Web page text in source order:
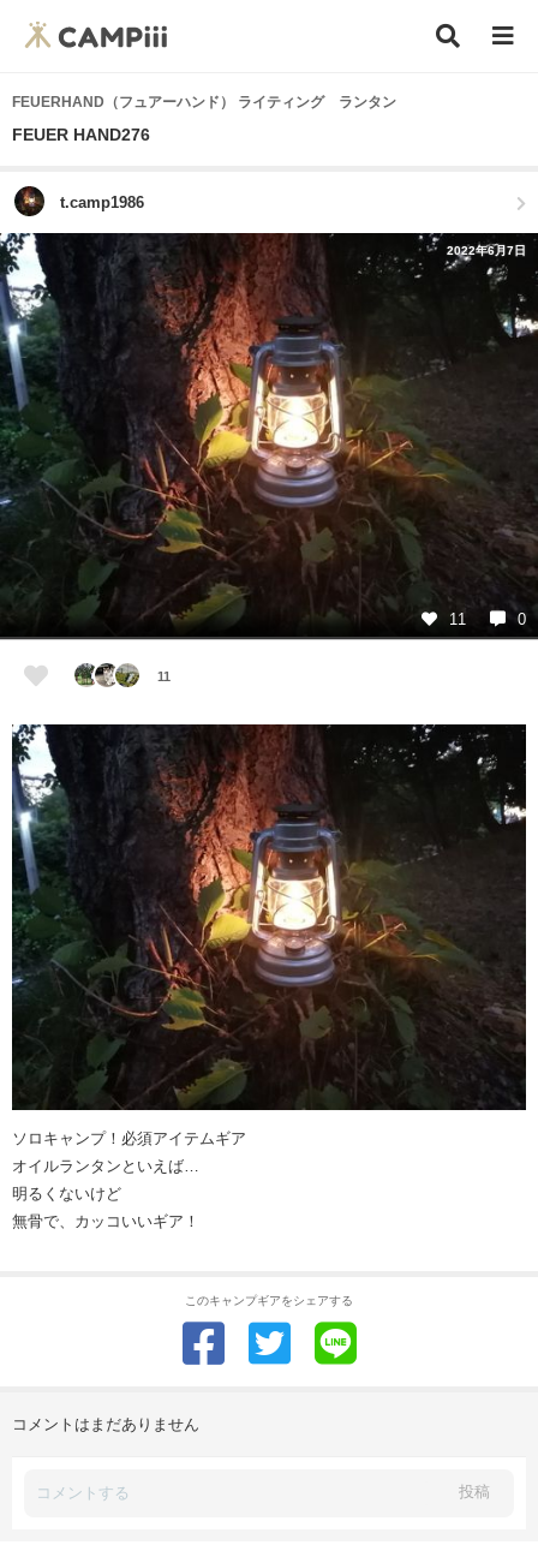
FEUERHAND（フュアーハンド） ライティング ランタン
FEUER HAND276
t.camp1986
2022年6月7日
11 0
11
ソロキャンプ！必須アイテムギア
オイルランタンといえば…
明るくないけど
無骨で、カッコいいギア！
このキャンプギアをシェアする
コメントはまだありません
投稿